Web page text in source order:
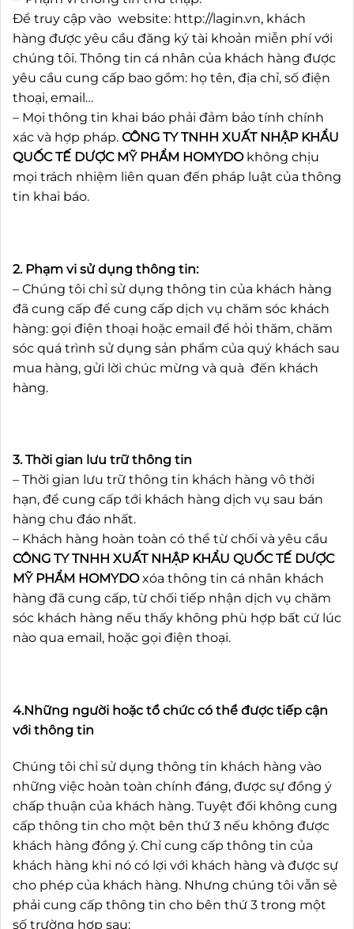
Để truy cập vào website: http://lagin.vn, khách
hàng được yêu cầu đăng ký tài khoản miễn phí với
chúng tôi. Thông tin cá nhân của khách hàng được
yêu cầu cung cấp bao gồm: họ tên, địa chỉ, số điện
thoại, email…
– Mọi thông tin khai báo phải đảm bảo tính chính
xác và hợp pháp. CÔNG TY TNHH XUẤT NHẬP KHẨU
QUỐC TẾ DƯỢC MỸ PHẨM HOMYDOkhông chịu
mọi trách nhiệm liên quan đến pháp luật của thông
tin khai báo.
2. Phạm vi sử dụng thông tin:
– Chúng tôi chỉ sử dụng thông tin của khách hàng
đã cung cấp để cung cấp dịch vụ chăm sóc khách
hàng: gọi điện thoại hoặc email để hỏi thăm, chăm
sóc quá trình sử dụng sản phẩm của quý khách sau
mua hàng, gửi lời chúc mừng và quà đến khách
hàng.
3. Thời gian lưu trữ thông tin
– Thời gian lưu trữ thông tin khách hàng vô thời
hạn, để cung cấp tới khách hàng dịch vụ sau bán
hàng chu đáo nhất.
– Khách hàng hoàn toàn có thể từ chối và yêu cầu
CÔNG TY TNHH XUẤT NHẬP KHẨU QUỐC TẾ DƯỢC
MỸ PHẨM HOMYDOxóa thông tin cá nhân khách
hàng đã cung cấp, từ chối tiếp nhận dịch vụ chăm
sóc khách hàng nếu thấy không phù hợp bất cứ lúc
nào qua email, hoặc gọi điện thoại.
4.Những người hoặc tổ chức có thể được tiếp cận
với thông tin
Chúng tôi chỉ sử dụng thông tin khách hàng vào
những việc hoàn toàn chính đáng, được sự đồng ý
chấp thuận của khách hàng. Tuyệt đối không cung
cấp thông tin cho một bên thứ 3 nếu không được
khách hàng đồng ý. Chỉ cung cấp thông tin của
khách hàng khi nó có lợi với khách hàng và được sự
cho phép của khách hàng. Nhưng chúng tôi vẫn sẻ
phải cung cấp thông tin cho bên thứ 3 trong một
số trường hợp sau: